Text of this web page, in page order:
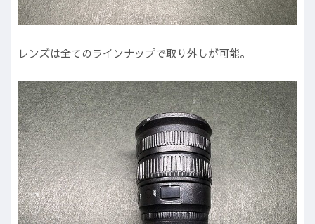
レンズは全てのラインナップで取り外しが可能。